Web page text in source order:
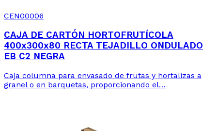
CEN00006
CAJA DE CARTÓN HORTOFRUTÍCOLA
400x300x80 RECTA TEJADILLO ONDULADO
EB C2 NEGRA
Caja columna para envasado de frutas y hortalizas a
granel o en barquetas, proporcionando el…